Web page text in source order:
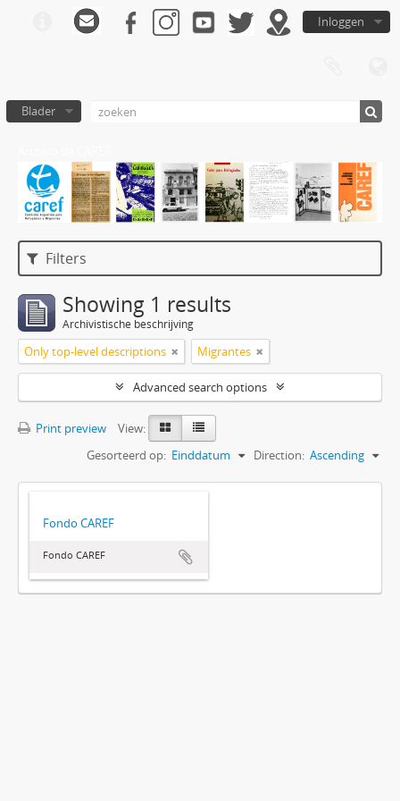
Inloggen
Blader
Filters
Showing 1 results
Archivistische beschrijving
Only top-level descriptions Migrantes
Advanced search options
Print preview
View:
Gesorteerd op: Einddatum Direction: Ascending
Fondo CAREF
Fondo CAREF